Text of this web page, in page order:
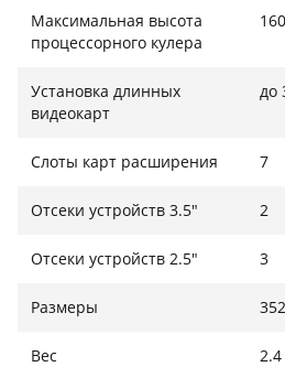
расположено все самое
доступа: один скоростной
микрофона.
Максимальная высота
процессорного кулера
Установка длинных
видеокарт
до
Слоты карт расширения 7
Отсеки устройств 3.5" 2
Отсеки устройств 2.5" 3
Размеры
Вес 2.4